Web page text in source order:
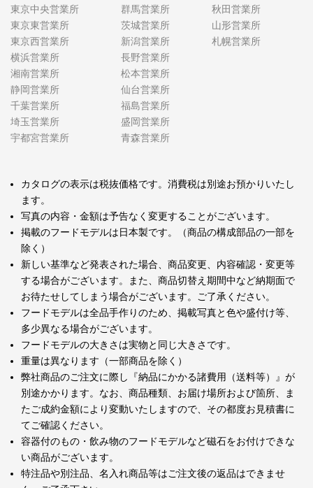
東京中央営業所
東京東営業所
東京西営業所
横浜営業所
湘南営業所
静岡営業所
千葉営業所
埼玉営業所
宇都宮営業所
群馬営業所
茨城営業所
新潟営業所
長野営業所
松本営業所
仙台営業所
福島営業所
盛岡営業所
青森営業所
秋田営業所
山形営業所
札幌営業所
カタログの表示は税抜価格です。消費税は別途お預かりいたし
ます。
写真の内容・金額は予告なく変更することがございます。
掲載のフードモデルは日本製です。（商品の構成部品の一部を
除く）
新しい基準など発表された場合、商品変更、内容確認・変更等
する場合がございます。また、商品切替え期間中など納期面で
お待たせしてしまう場合がございます。ご了承ください。
フードモデルは全品手作りのため、掲載写真と色や盛付け等、
多少異なる場合がございます。
フードモデルの大きさは実物と同じ大きさです。
重量は異なります（一部商品を除く）
弊社商品のご注文に際し『納品にかかる諸費用（送料等）』が
別途かかります。なお、商品種類、お届け場所および箇所、ま
たご成約金額により変動いたしますので、その都度お見積書に
てご確認ください。
容器付のもの・飲み物のフードモデルなど磁石をお付けできな
い商品がございます。
特注品や別注品、名入れ商品等はご注文後の返品はできませ